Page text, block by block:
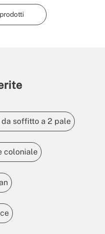
soffitto a 2 pale
coloniale